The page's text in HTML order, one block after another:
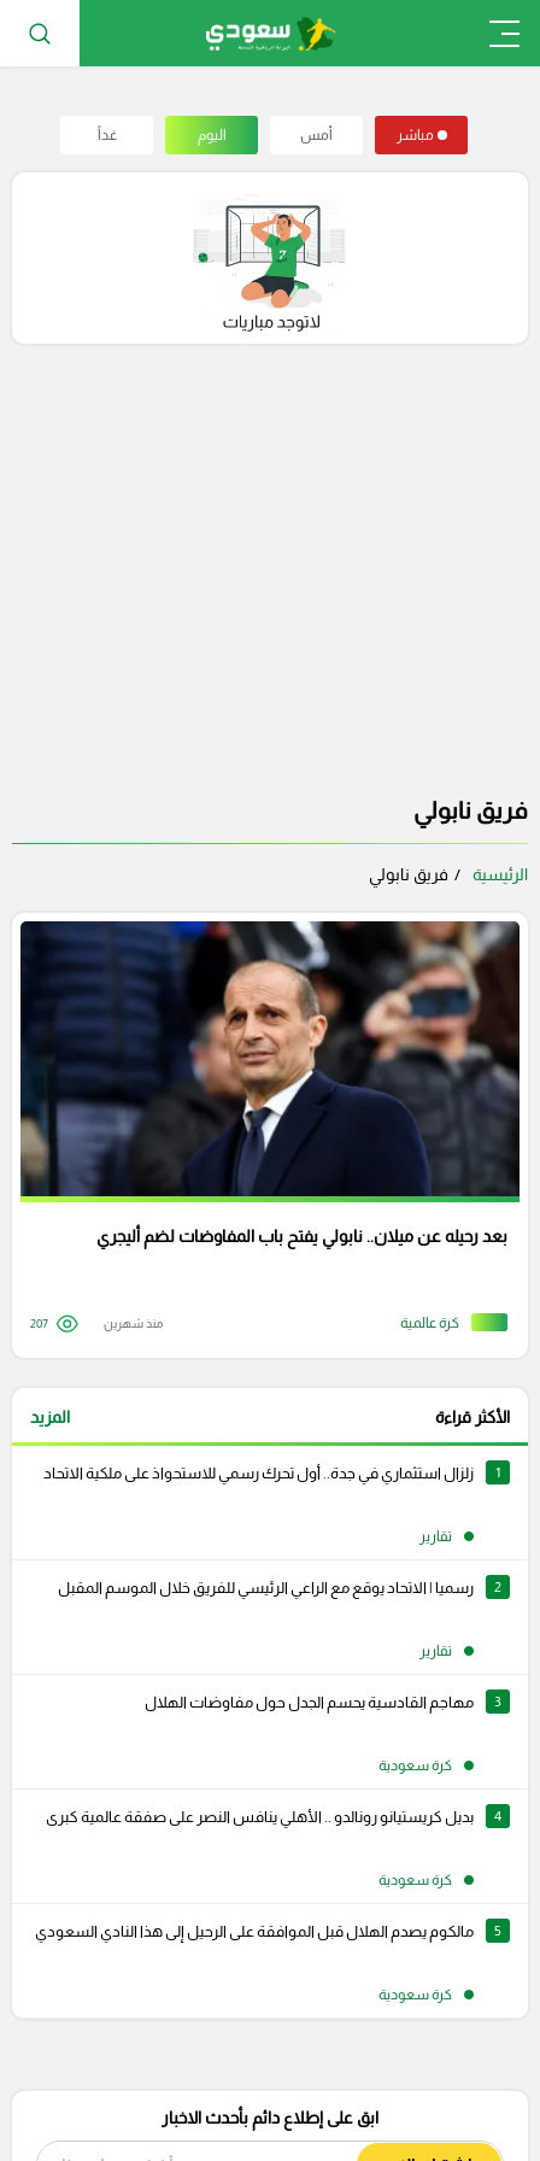
مباشر أمس اليوم غداً
فريق نابولي
الرئيسية فريق نابولي
كرة عالمية
بعد رحيله عن ميلان.. نابولي يفتح باب المفاوضات لضم أليجري
منذ شهرين 207
الأكثر قراءة المزيد
1 زلزال استثماري في جدة.. أول تحرك رسمي للاستحواذ على ملكية الاتحاد
تقارير
2 رسميا | الاتحاد يوقع مع الراعي الرئيسي للفريق خلال الموسم المقبل
تقارير
3 مهاجم القادسية يحسم الجدل حول مفاوضات الهلال
كرة سعودية
4 بديل كريستيانو رونالدو .. الأهلي ينافس النصر على صفقة عالمية كبرى
كرة سعودية
5 مالكوم يصدم الهلال قبل الموافقة على الرحيل إلى هذا النادي السعودي
كرة سعودية
ابق على إطلاع دائم بأحدث الاخبار